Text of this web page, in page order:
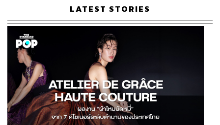
LATEST STORIES